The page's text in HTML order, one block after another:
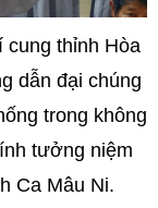
cung thỉnh Hòa
dẫn đại chúng
trong không
tưởng niệm
Ca Mâu Ni.